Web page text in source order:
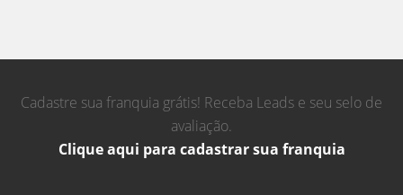
Cadastre sua franquia grátis! Receba Leads e seu selo de
avaliação.
Clique aqui para cadastrar sua franquia